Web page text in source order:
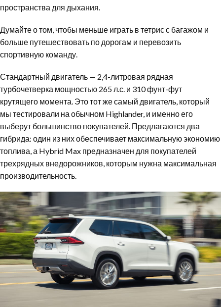
пространства для дыхания.
Думайте о том, чтобы меньше играть в тетрис с багажом и
больше путешествовать по дорогам и перевозить
спортивную команду.
Стандартный двигатель — 2,4-литровая рядная
турбочетверка мощностью 265 л.с. и 310 фунт-фут
крутящего момента. Это тот же самый двигатель, который
мы тестировали на обычном Highlander, и именно его
выберут большинство покупателей. Предлагаются два
гибрида: один из них обеспечивает максимальную экономию
топлива, а Hybrid Max предназначен для покупателей
трехрядных внедорожников, которым нужна максимальная
производительность.